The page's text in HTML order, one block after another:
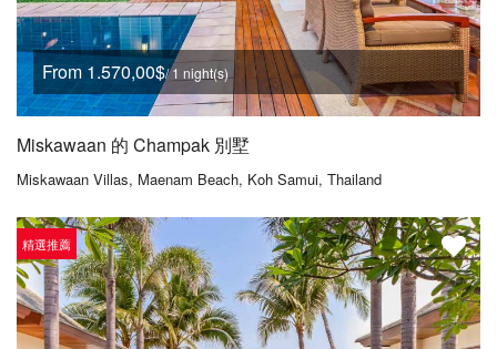
From 1.570,00$/ 1 night(s)
Miskawaan 的 Champak 別墅
Miskawaan Villas, Maenam Beach, Koh Samui, Thailand
精選推薦